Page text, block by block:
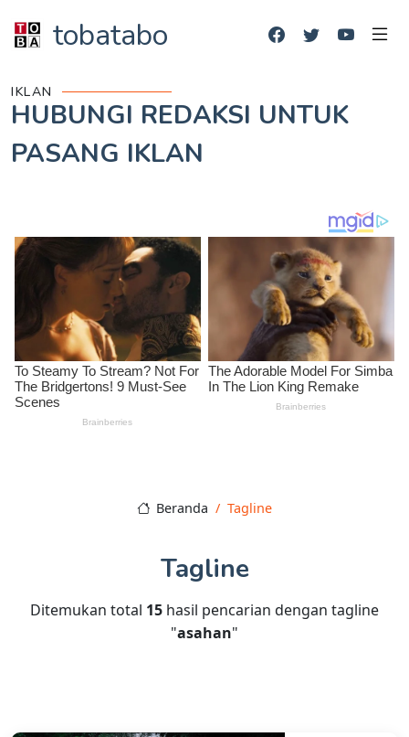
tobatabo
IKLAN
HUBUNGI REDAKSI UNTUK
PASANG IKLAN
Beranda Tagline
Tagline
Ditemukan total 15 hasil pencarian dengan tagline
"asahan"